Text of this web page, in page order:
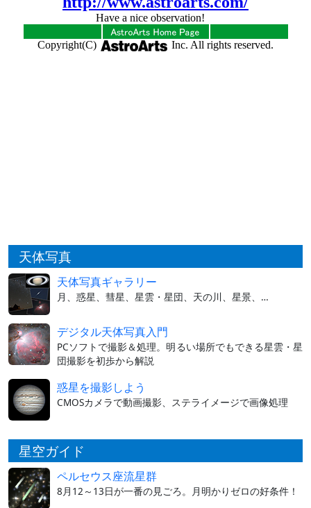
天体写真
天体写真ギャラリー
月、惑星、彗星、星雲・星団、天の川、星景、…
デジタル天体写真入門
PCソフトで撮影＆処理。明るい場所でもできる星雲・星
団撮影を初歩から解説
惑星を撮影しよう
CMOSカメラで動画撮影、ステライメージで画像処理
星空ガイド
ペルセウス座流星群
8月12～13日が一番の見ごろ。月明かりゼロの好条件！